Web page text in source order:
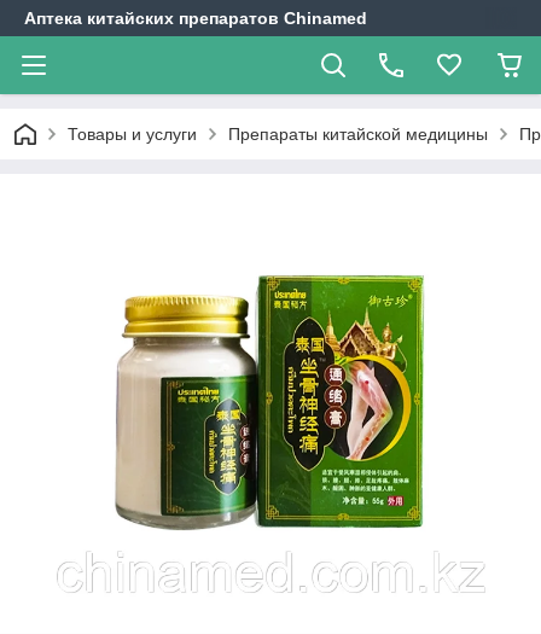
Аптека китайских препаратов Chinamed
Товары и услуги Препараты китайской медицины